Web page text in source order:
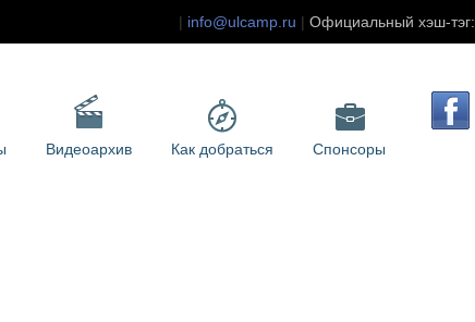
info@ulcamp.ru Официальный хэш-тэг:
Видеоархив Как добраться Спонсоры